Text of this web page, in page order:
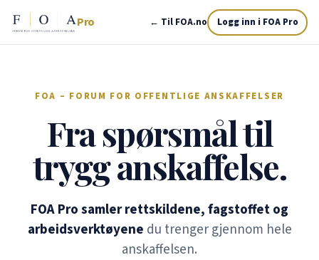
Pro ← Til FOA.no Logg inn i FOA Pro
FOA – FORUM FOR OFFENTLIGE ANSKAFFELSER
Fra spørsmål til
trygg anskaffelse.
FOA Pro samler rettskildene, fagstoffet og
arbeidsverktøyene du trenger gjennom hele
anskaffelsen.